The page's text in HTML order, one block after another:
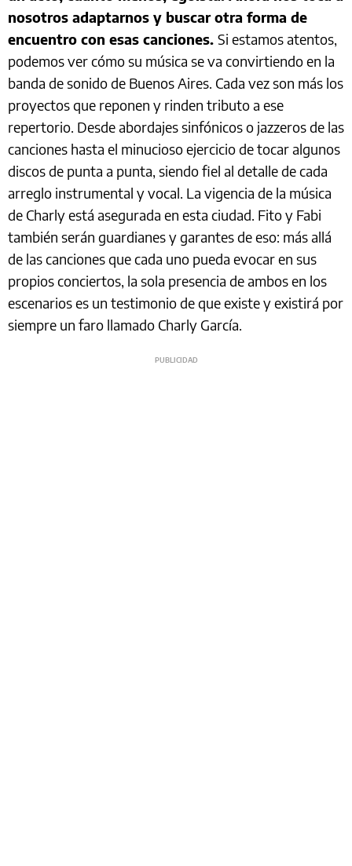
nosotros adaptarnos y buscar otra forma de
encuentro con esas canciones. Si estamos atentos,
podemos ver cómo su música se va convirtiendo en la
banda de sonido de Buenos Aires. Cada vez son más los
proyectos que reponen y rinden tributo a ese
repertorio. Desde abordajes sinfónicos o jazzeros de las
canciones hasta el minucioso ejercicio de tocar algunos
discos de punta a punta, siendo fiel al detalle de cada
arreglo instrumental y vocal. La vigencia de la música
de Charly está asegurada en esta ciudad. Fito y Fabi
también serán guardianes y garantes de eso: más allá
de las canciones que cada uno pueda evocar en sus
propios conciertos, la sola presencia de ambos en los
escenarios es un testimonio de que existe y existirá por
siempre un faro llamado Charly García.